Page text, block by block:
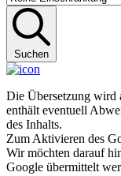
Suchen
Die Übersetzung wird
enthält eventuell
des Inhalts.
Zum Aktivieren des
Wir möchten darauf
Google übermittelt